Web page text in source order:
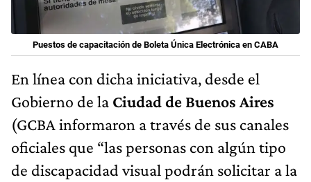
Puestos de capacitación de Boleta Única Electrónica en CABA
En línea con dicha iniciativa, desde el
Gobierno de la Ciudad de Buenos Aires
(GCBA informaron a través de sus canales
oficiales que “las personas con algún tipo
de discapacidad visual podrán solicitar a la